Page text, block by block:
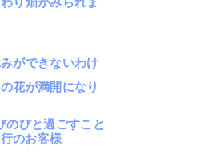
ができないわけ
花が満開になり
のびと過ごすこと
のお客様